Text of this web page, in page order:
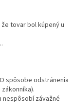
tovar bol kúpený u
spôsobe odstránenia
nespôsobí závažné